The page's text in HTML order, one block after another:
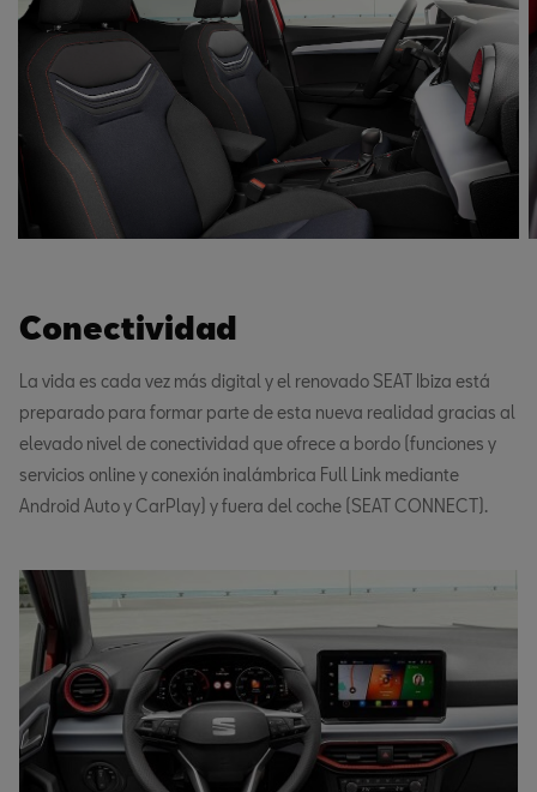
Conectividad
La vida es cada vez más digital y el renovado SEAT Ibiza está
preparado para formar parte de esta nueva realidad gracias al
elevado nivel de conectividad que ofrece a bordo (funciones y
servicios online y conexión inalámbrica Full Link mediante
Android Auto y CarPlay) y fuera del coche (SEAT CONNECT).